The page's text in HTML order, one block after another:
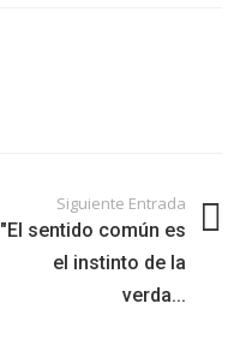
Siguiente Entrada
"El sentido común es
el instinto de la
verda...